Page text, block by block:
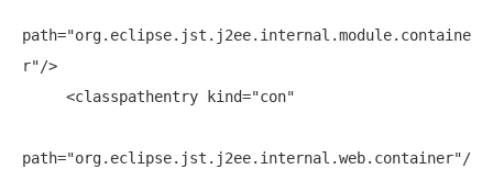
path="org.eclipse.jst.j2ee.internal.module.containe
r"/>
path="org.eclipse.jst.j2ee.internal.web.container"/